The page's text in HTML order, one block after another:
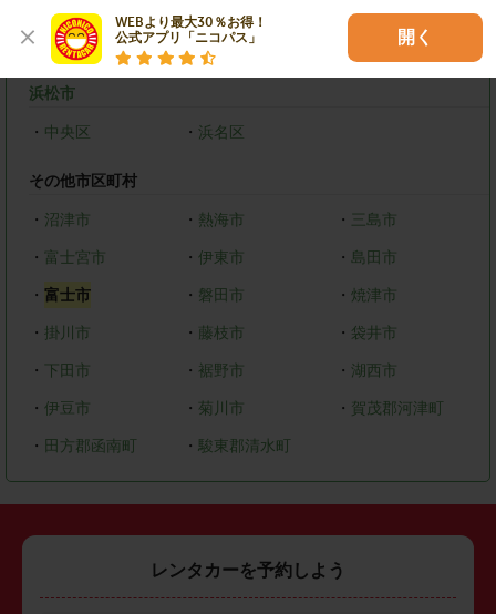
WEBより最大30％お得！
公式アプリ「ニコパス」
開く
静岡市
葵区 ・ 駿河区 ・
浜松市
・ 中央区 ・ 浜名区
その他市区町村
・ 沼津市 ・ 熱海市 ・ 三島市
・ 富士宮市 ・ 伊東市 ・ 島田市
・ 富士市 ・ 磐田市 ・焼津市
・ 掛川市 ・ 藤枝市 ・ 袋井市
・ 下田市 ・ 裾野市 ・ 湖西市
・ 伊豆市 ・ 菊川市 ・ 賀茂郡河津町
・ 田方郡函南町 ・ 駿東郡清水町
レンタカーを予約しよう